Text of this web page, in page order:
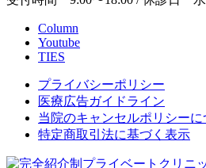
Column
Youtube
TIES
プライバシーポリシー
医療広告ガイドライン
当院のキャンセルポリシーに
特定商取引法に基づく表示